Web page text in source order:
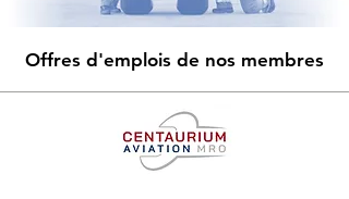
Offres d'emplois de nos membres